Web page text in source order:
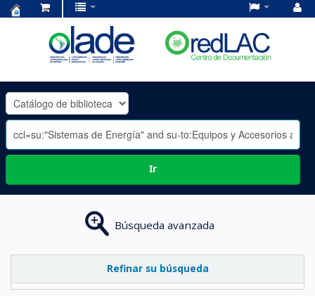
OLADE
-
Ir
Búsqueda avanzada
Refinar su búsqueda